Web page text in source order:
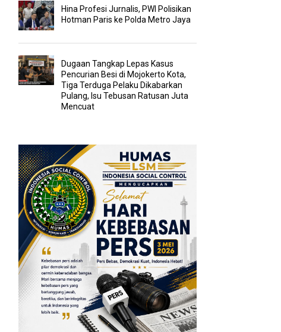
Hina Profesi Jurnalis, PWI Polisikan
Hotman Paris ke Polda Metro Jaya
Dugaan Tangkap Lepas Kasus
Pencurian Besi di Mojokerto Kota,
Tiga Terduga Pelaku Dikabarkan
Pulang, Isu Tebusan Ratusan Juta
Mencuat